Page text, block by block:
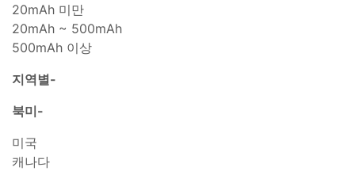
20mAh 미만
20mAh ~ 500mAh
500mAh 이상
지역별-
북미-
미국
캐나다